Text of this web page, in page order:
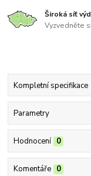
Široká síť
Vyzvedněte
Kompletní specifikace
Parametry
Hodnocení 0
Komentáře 0